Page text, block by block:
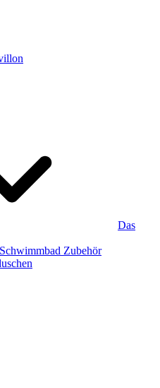
Das
Schwimmbad Zubehör